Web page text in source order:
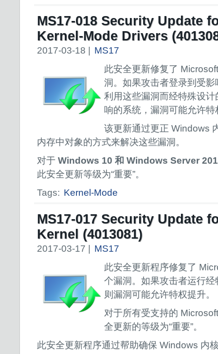
MS17-018 Security Update
Kernel-Mode Drivers
2017-03-18 |
MS17
此安全更新修复了
洞。如果攻击者登录到受
利用这些漏洞而经特殊设
响的系统，漏洞可能允许特
该更新通过更正 Windows
内存中对象的方式来解决这些漏洞。
对于 Windows 10 和 Windows Server
此安全更新等级为“重要”。
Tags: Kernel-Mode
MS17-017 Security Update
Kernel (4013081)
2017-03-17 |
MS17
此安全更新程序修复了
个漏洞。如果攻击者运行
则漏洞可能允许特权提升。
对于所有受支持的
全更新的等级为“重要”。
此安全更新程序通过帮助确保 Windows 内